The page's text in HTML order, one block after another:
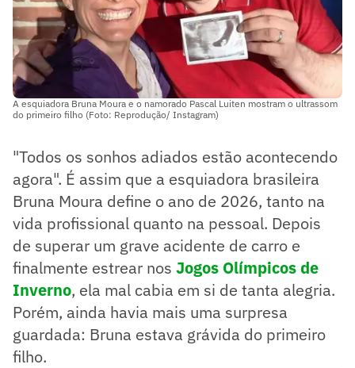
A esquiadora Bruna Moura e o namorado Pascal Luiten mostram o ultrassom
do primeiro filho (Foto: Reprodução/ Instagram)
"Todos os sonhos adiados estão acontecendo
agora". É assim que a esquiadora brasileira
Bruna Moura define o ano de 2026, tanto na
vida profissional quanto na pessoal. Depois
de superar um grave acidente de carro e
finalmente estrear nos Jogos Olímpicos de
Inverno, ela mal cabia em si de tanta alegria.
Porém, ainda havia mais uma surpresa
guardada: Bruna estava grávida do primeiro
filho.